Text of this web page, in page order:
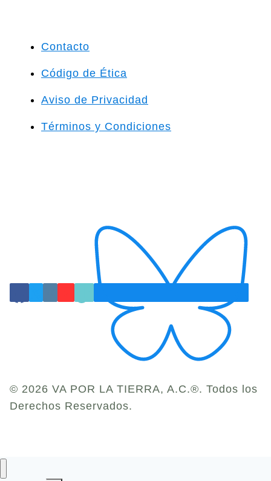
Contacto
Código de Ética
Aviso de Privacidad
Términos y Condiciones
© 2026 VA POR LA TIERRA, A.C.®. Todos los
Derechos Reservados.